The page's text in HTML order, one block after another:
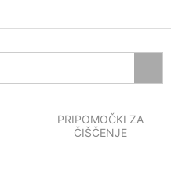
PRIPOMOČKI ZA
ČIŠČENJE